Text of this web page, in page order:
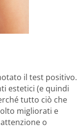
il test positivo.
estetici (e quindi
tutto ciò che
migliorati e
o